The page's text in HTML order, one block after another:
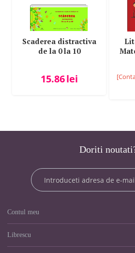
Scaderea distractiva
de la 0 la 10
15.86lei
Doriti
Contul meu
Librescu